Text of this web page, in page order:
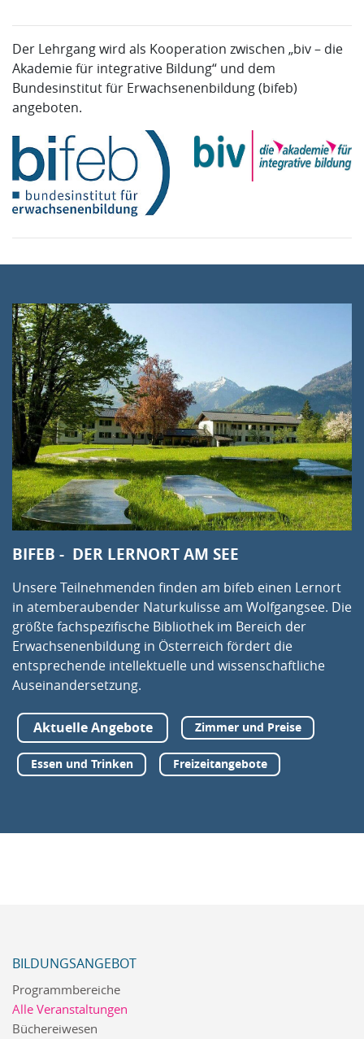
Der Lehrgang wird als Kooperation zwischen „biv – die
Akademie für integrative Bildung“ und dem
Bundesinstitut für Erwachsenenbildung (bifeb)
angeboten.
BIFEB - DER LERNORT AM SEE
Unsere Teilnehmenden finden am bifeb einen Lernort
in atemberaubender Naturkulisse am Wolfgangsee. Die
größte fachspezifische Bibliothek im Bereich der
Erwachsenenbildung in Österreich fördert die
entsprechende intellektuelle und wissenschaftliche
Auseinandersetzung.
Aktuelle Angebote Zimmer und Preise
Essen und Trinken Freizeitangebote
BILDUNGSANGEBOT
Programmbereiche
Alle Veranstaltungen
Büchereiwesen